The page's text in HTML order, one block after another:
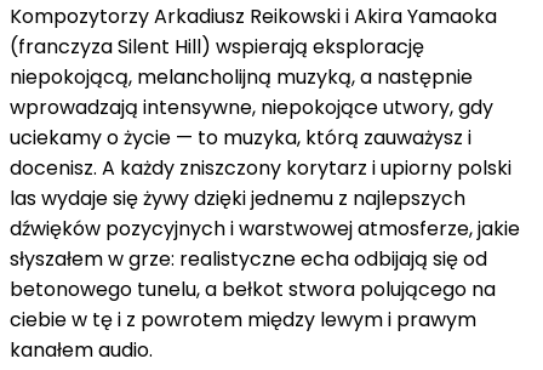
Kompozytorzy Arkadiusz Reikowski i Akira Yamaoka
(franczyza Silent Hill) wspierają eksplorację
niepokojącą, melancholijną muzyką, a następnie
wprowadzają intensywne, niepokojące utwory, gdy
uciekamy o życie — to muzyka, którą zauważysz i
docenisz. A każdy zniszczony korytarz i upiorny polski
las wydaje się żywy dzięki jednemu z najlepszych
dźwięków pozycyjnych i warstwowej atmosferze, jakie
słyszałem w grze: realistyczne echa odbijają się od
betonowego tunelu, a bełkot stwora polującego na
ciebie w tę i z powrotem między lewym i prawym
kanałem audio.